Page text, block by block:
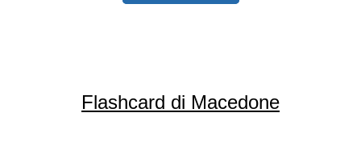
Flashcard di Macedone